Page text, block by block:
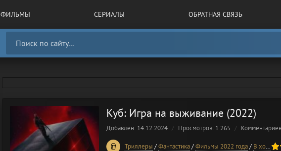
ФИЛЬМЫ СЕРИАЛЫ ОБРАТНАЯ СВЯЗЬ
Куб: Игра на выживание (2022)
Добавлен: 14.12.2024 Просмотров: 1 265
Триллеры /Фантастика/Фильмы 2022 года/ В хорошем качестве
60 1 2 3 4 5